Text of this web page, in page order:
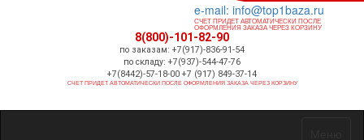
e-mail: info@top1baza.ru
СЧЕТ ПРИДЕТ АВТОМАТИЧЕСКИ ПОСЛЕ
ОФОРМЛЕНИЯ ЗАКАЗА ЧЕРЕЗ КОРЗИНУ
8(800)-101-82-90
по заказам: +7(917)-836-91-54
по складу: +7(937)-544-47-76
+7(8442)-57-18-00 +7 (917) 849-37-14
СЧЕТ ПРИДЕТ АВТОМАТИЧЕСКИ ПОСЛЕ ОФОРМЛЕНИЯ ЗАКАЗА ЧЕРЕЗ КОРЗИНУ